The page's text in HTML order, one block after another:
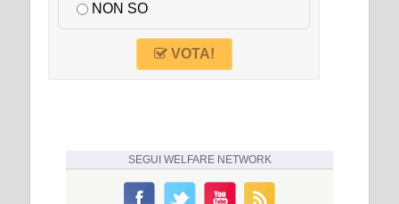
NON SO
VOTA!
SEGUI WELFARE NETWORK